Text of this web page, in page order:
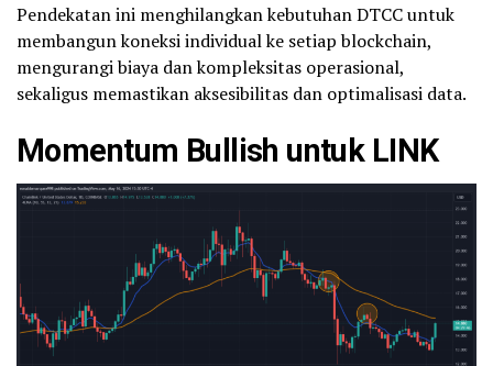
Pendekatan ini menghilangkan kebutuhan DTCC untuk
membangun koneksi individual ke setiap blockchain,
mengurangi biaya dan kompleksitas operasional,
sekaligus memastikan aksesibilitas dan optimalisasi data.
Momentum Bullish untuk LINK